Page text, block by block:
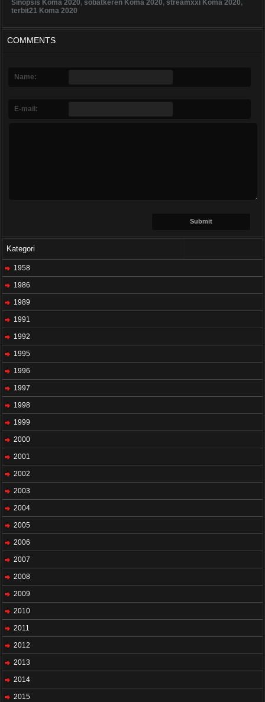
Sinopsis Koma 2020, sobatkeren Koma 2020, streamxxi Koma 2020,
terbit21 Koma 2020
COMMENTS
Name:
E-mail:
Kategori
1958
1986
1989
1991
1992
1995
1996
1997
1998
1999
2000
2001
2002
2003
2004
2005
2006
2007
2008
2009
2010
2011
2012
2013
2014
2015